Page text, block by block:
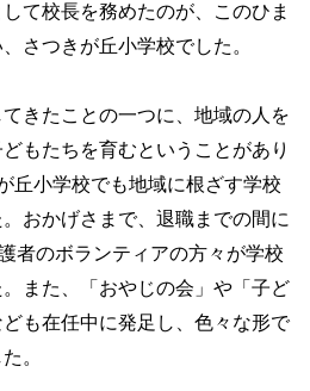
て校長を務めたのが、このひま
さつきが丘小学校でした。
きたことの一つに、地域の人を
もたちを育むということがあり
丘小学校でも地域に根ざす学校
おかげさまで、退職までの間に
者のボランティアの方々が学校
また、「おやじの会」や「子ど
も在任中に発足し、色々な形で
。